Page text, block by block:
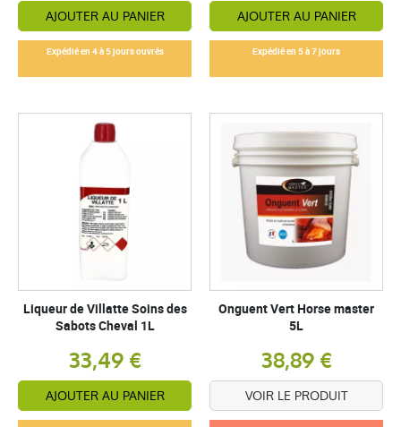
AJOUTER AU PANIER
Expédié en 4 à 5 jours ouvrés
AJOUTER AU PANIER
Expédié en 5 à 7 jours
Liqueur de Villatte Soins des
Sabots Cheval 1L
33,49 €
AJOUTER AU PANIER
Onguent Vert Horse master
5L
38,89 €
VOIR LE PRODUIT